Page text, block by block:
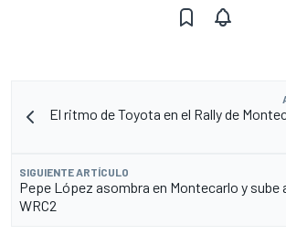
El ritmo de Toyota en el Rally de
SIGUIENTE ARTÍCULO
Pepe López asombra en Montecarlo y sube
WRC2